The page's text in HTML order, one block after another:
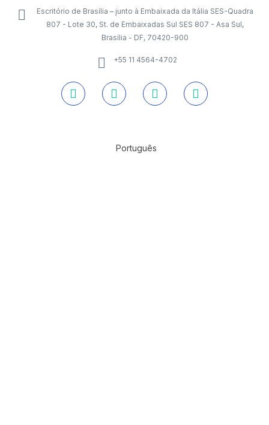
Escritório de Brasília – junto à Embaixada da Itália SES-Quadra
807 - Lote 30, St. de Embaixadas Sul SES 807 - Asa Sul,
Brasília - DF, 70420-900
+55 11 4564-4702
Português